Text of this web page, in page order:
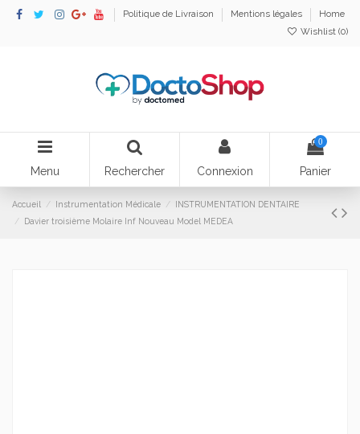
Politique de Livraison Mentions légales
Home
Wishlist (0)
Menu Rechercher Connexion
0
Panier
Accueil Instrumentation Médicale
INSTRUMENTATION DENTAIRE
Davier troisième Molaire Inf Nouveau Model MEDEA